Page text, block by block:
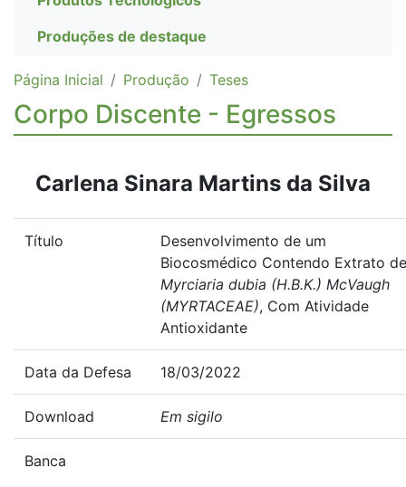
Produções de destaque
Página Inicial Produção Teses
Corpo Discente - Egressos
Carlena Sinara Martins da Silva
Título
Desenvolvimento de um
Biocosmédico Contendo Extrato de
Myrciaria dubia (H.B.K.) McVaugh
(MYRTACEAE), Com Atividade
Antioxidante
Data da Defesa 18/03/2022
Download Em sigilo
Banca